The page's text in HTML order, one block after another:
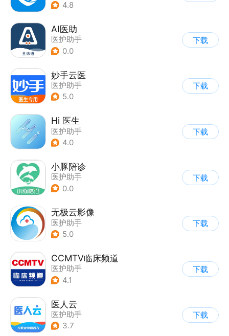
4.8
AI医助
医护助手
0.0
下载
妙手云医
医护助手
5.0
下载
Hi 医生
医护助手
4.0
下载
小豚陪诊
医护助手
0.0
下载
无极云影像
医护助手
5.0
下载
CCMTV临床频道
医护助手
4.1
下载
医人云
医护助手
3.7
下载